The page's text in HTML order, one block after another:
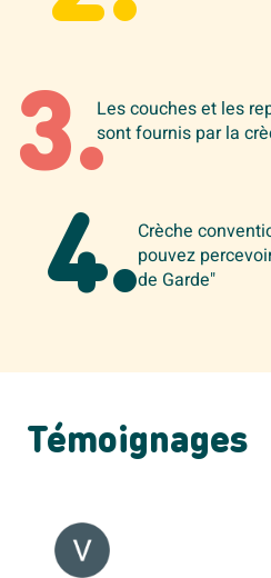
3.Les couches et les
sont fournis par la
4.Crèche
pouvez
de Garde"
Témoignages